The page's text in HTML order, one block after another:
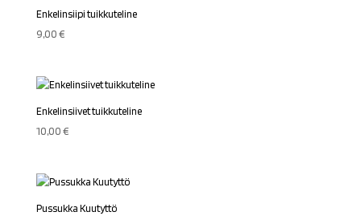
Enkelinsiipi tuikkuteline
9,00€
Enkelinsiivet tuikkuteline
10,00€
Pussukka Kuutyttö